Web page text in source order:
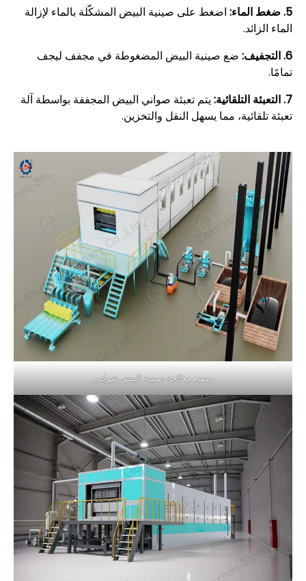
5. ضغط الماء:
اضغط على صينية البيض المشكّلة بالماء لإزالة
الماء الزائد.
6. التجفيف:
ضع صينية البيض المضغوطة في مجفف ليجف
تمامًا.
7. التعبئة التلقائية:
يتم تعبئة صواني البيض المجففة بواسطة آلة
تعبئة تلقائية، مما يسهل النقل والتخزين.
مصنع معالجة صينية البيض شوليي